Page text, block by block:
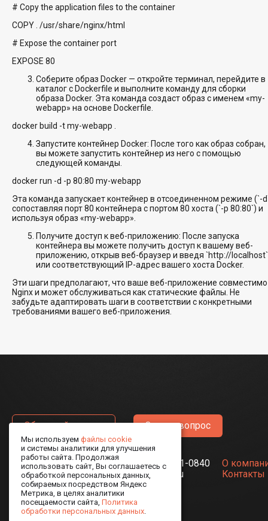
# Copy the application files to the container
COPY . /usr/share/nginx/html
# Expose the container port
EXPOSE 80
Соберите образ Docker — откройте терминал, перейдите в
каталог с Dockerfile и выполните команду для сборки
образа Docker. Эта команда создаст образ с именем «my-
webapp» на основе Dockerfile.
docker build -t my-webapp .
Запустите контейнер Docker: После того как образ собран,
вы можете запустить контейнер из него с помощью
следующей команды.
docker run -d -p 80:80 my-webapp
Эта команда запускает контейнер в отсоединенном режиме (`-
сопоставляя порт 80 контейнера с портом 80 хоста (`-p 80:80`) и
используя образ «my-webapp».
Получите доступ к веб-приложению: После запуска
контейнера вы можете получить доступ к вашему веб-
приложению, открыв веб-браузер и введя `http://localhost`
или соответствующий IP-адрес вашего хоста Docker.
Эти шаги предполагают, что ваше веб-приложение совместимо
Nginx и может обслуживаться как статические файлы. Не
забудьте адаптировать шаги в соответствии с конкретными
требованиями вашего веб-приложения.
Обратный звонок Задать вопрос
191014, Санкт-Петербург,
Лиговский пр., д. 13-15
8-800-511-0840
ao@obit.ru
О
Контакты
Мы используем файлы cookie
и системы аналитики для улучшения
работы сайта. Продолжая
использовать сайт, Вы соглашаетесь с
обработкой персональных данных,
собираемых посредством Яндекс
Метрика, в целях аналитики
посещаемости сайта, Политика
обработки персональных данных.